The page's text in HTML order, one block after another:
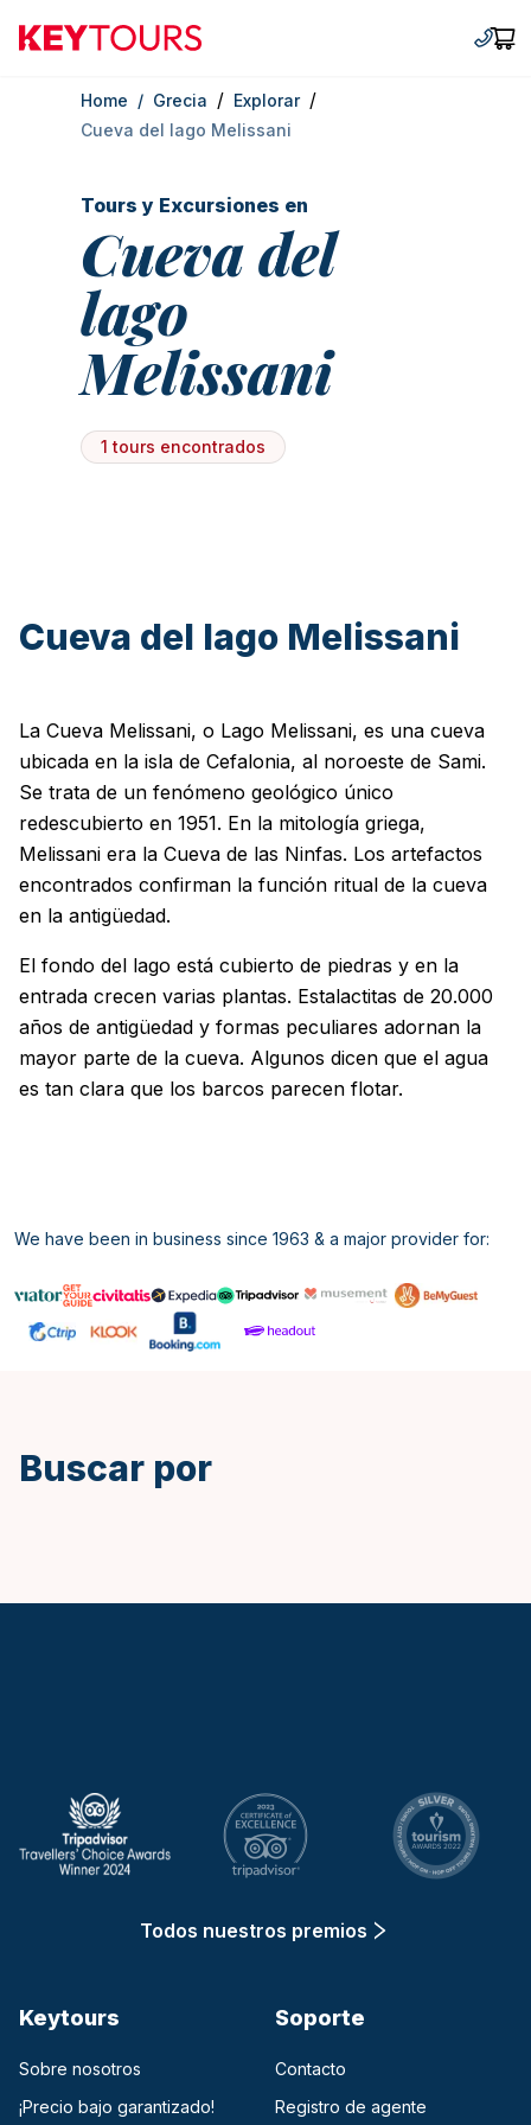
Keytours +30
Home / Grecia / Explorar /
Cueva del lago Melissani
Tours y Excursiones en
Cueva del
lago
Melissani
1 tours encontrados
Cueva del lago Melissani
La Cueva Melissani, o Lago Melissani, es una cueva
ubicada en la isla de Cefalonia, al noroeste de Sami.
Se trata de un fenómeno geológico único
redescubierto en 1951. En la mitología griega,
Melissani era la Cueva de las Ninfas. Los artefactos
encontrados confirman la función ritual de la cueva
en la antigüedad.
El fondo del lago está cubierto de piedras y en la
entrada crecen varias plantas. Estalactitas de 20.000
años de antigüedad y formas peculiares adornan la
mayor parte de la cueva. Algunos dicen que el agua
es tan clara que los barcos parecen flotar.
We have been in business since 1963 & a major provider for:
Buscar por
Todos nuestros premios
Keytours
Sobre nosotros
¡Precio bajo garantizado!
Soporte
Contacto
Registro de agente